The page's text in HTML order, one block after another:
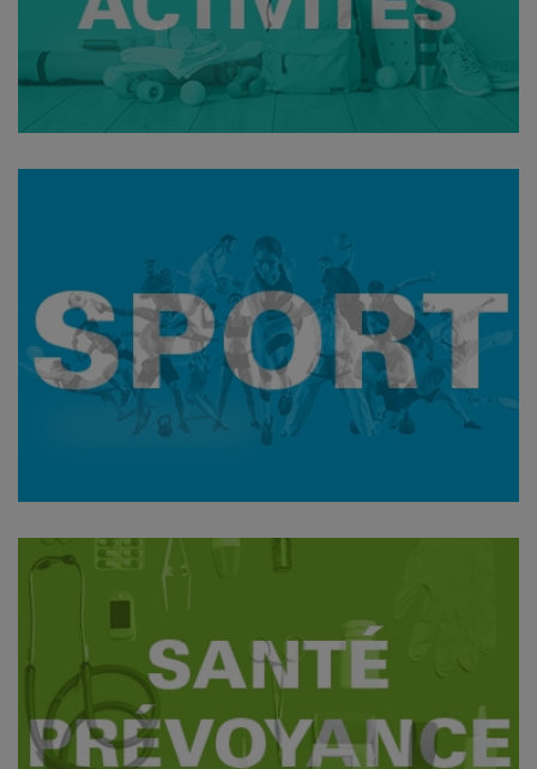
Voir les offres